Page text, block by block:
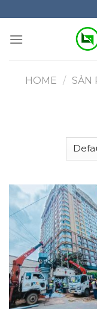
to
content
HOME / SẢN